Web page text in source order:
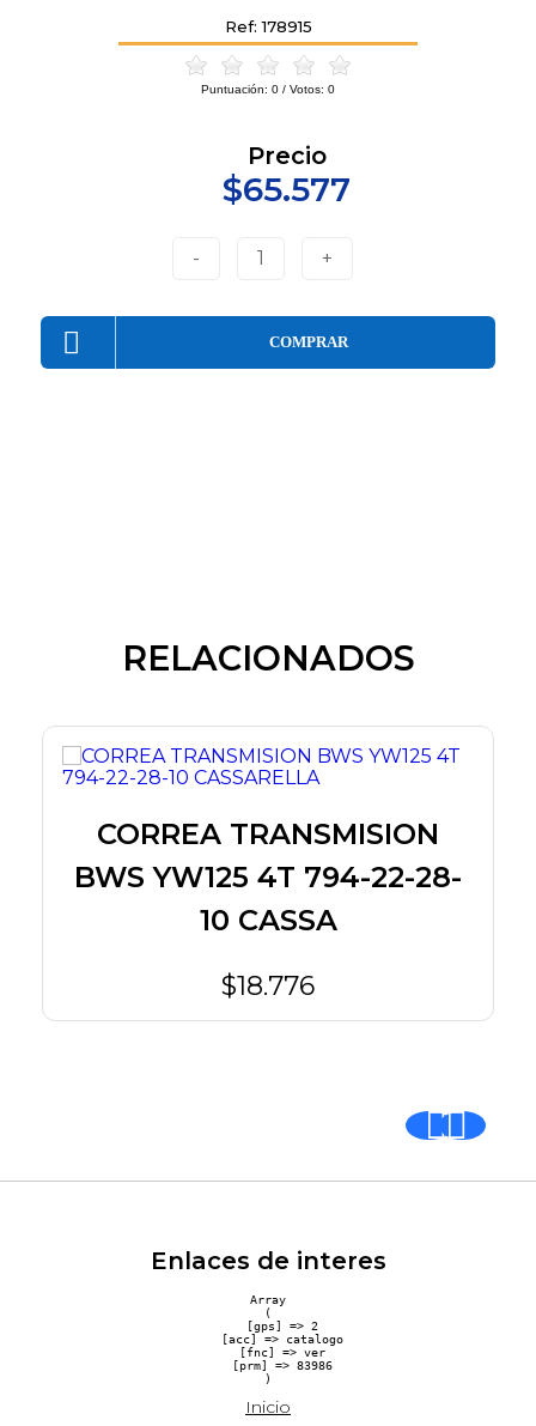
Ref: 178915
Puntuación: 0 / Votos: 0
Precio
$65.577
- 1 +
COMPRAR
RELACIONADOS
CORREA TRANSMISION
BWS YW125 4T 794-22-28-
10 CASSA
$18.776
Enlaces de interes
Array
(
    [gps] => 2
    [acc] => catalogo
    [fnc] => ver
    [prm] => 83986
Inicio